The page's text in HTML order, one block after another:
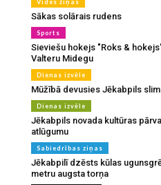
Vides ziņas
Sākas solārais rudens
Sports
Sieviešu hokejs "Roks &
Valteru Midegu
Dienas izvēle
Mūžībā devusies Jēkabpils
Dienas izvēle
Jēkabpils novada kultūras
atlūgumu
Sabiedrības ziņas
Jēkabpilī dzēsts kūlas
metru augsta torņa